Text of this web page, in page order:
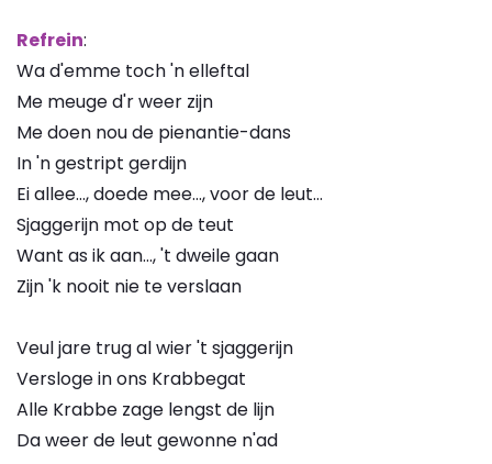
Refrein:
Wa d'emme toch 'n elleftal
Me meuge d'r weer zijn
Me doen nou de pienantie-dans
In 'n gestript gerdijn
Ei allee..., doede mee..., voor de leut...
Sjaggerijn mot op de teut
Want as ik aan..., 't dweile gaan
Zijn 'k nooit nie te verslaan
Veul jare trug al wier 't sjaggerijn
Versloge in ons Krabbegat
Alle Krabbe zage lengst de lijn
Da weer de leut gewonne n'ad